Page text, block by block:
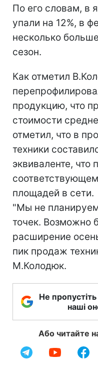
По его словам, в
упали на 12%, в
несколько
сезон.
Как отметил
продукцию, что
стоимости
отметил, что в
техники
эквиваленте, что
площадей в сети.
"Мы не
точек. Возможно
расширение
пик продаж
М.Колодюк.
Не
наші
Або читайте